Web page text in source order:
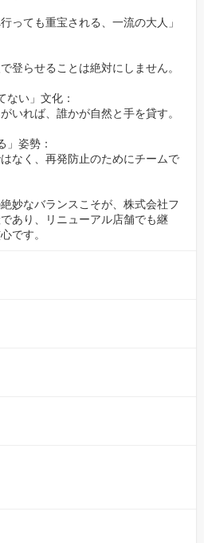
しての誇り
ではありません。
書き込んでいく「創業メンバー」
去の慣習に縛られず、「どうすれ
このリニューアルのタイミングで
ル面談から】
要です。
した服装でご参加ください。
ちらから（約1分で完了！）▼
ご予約ください。
ントリーも、もちろん大歓迎で
っても重宝される、一流の大人」
登らせることは絶対にしません。
ない」文化：
いれば、誰かが自然と手を貸す。
」姿勢：
なく、再発防止のためにチームで
妙なバランスこそが、株式会社フ
あり、リニューアル店舗でも継
です。